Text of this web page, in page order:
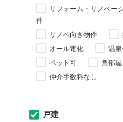
リフォーム・リノベー
件
リノベ向き物件
オール電化
温
ペット可
角部屋
仲介手数料なし
戸建